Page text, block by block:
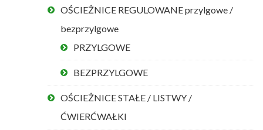
OŚCIEŻNICE REGULOWANE przylgowe /
bezprzylgowe
PRZYLGOWE
BEZPRZYLGOWE
OŚCIEŻNICE STAŁE / LISTWY /
ĆWIERĆWAŁKI